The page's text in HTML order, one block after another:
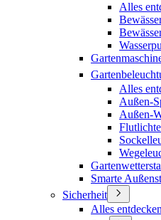
Alles
Alles
Außen-
Außen-
Smarte
Sicherheit
Alles entdecken